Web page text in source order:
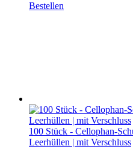
Bestellen
100 Stück - Cellophan-
Leerhüllen | mit Verschluss